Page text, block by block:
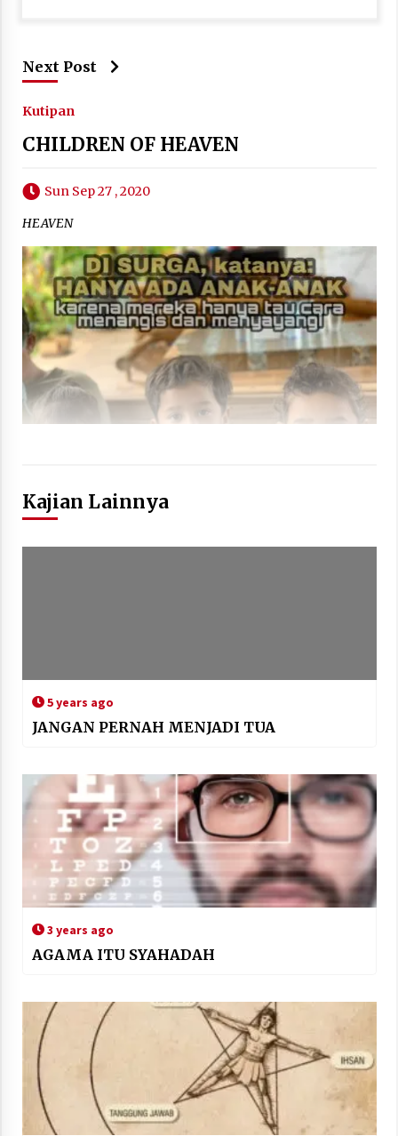
Next Post
Kutipan
CHILDREN OF HEAVEN
Sun Sep 27 , 2020
HEAVEN
Kajian Lainnya
5 years ago
JANGAN PERNAH MENJADI TUA
3 years ago
AGAMA ITU SYAHADAH